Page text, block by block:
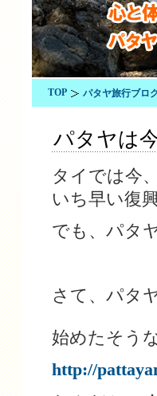
TOP パタヤ旅行ブロ
パタヤは
タイでは今
いち早い復
でも、パタ
さて、パタ
始めたそう
http://